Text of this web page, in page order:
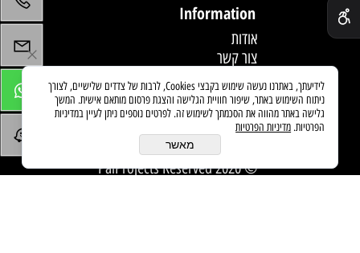
Information
אודות
צור קשר
מדיניות משלוחים
מאמרים
© 2020 PaiProjects Reserved
לידיעתך, באתרנו נעשה שימוש בקבצי Cookies, לרבות של צדדים שלישיים, לצורך
ניתוח השימוש באתר, שיפור חוויית הגלישה והצגת פרסום מותאם אישית. המשך
גלישה באתר מהווה את הסכמתך לשימוש זה. לפרטים נוספים ניתן לעיין במדיניות
הפרטיות. מדיניות הפרטיות
מאשר